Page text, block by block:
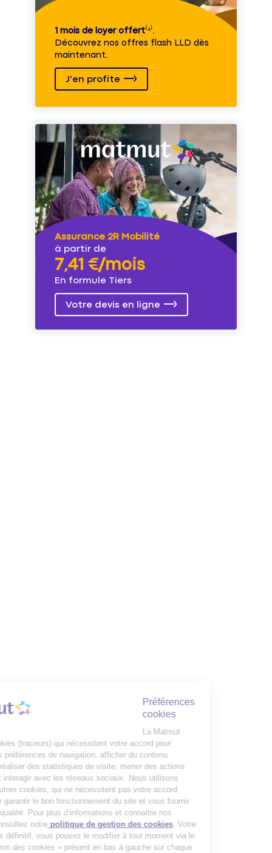
1 mois de loyer offert⁽⁴⁾.
Découvrez nos offres flash LLD dès
maintenant.
J'en profite
Assurance 2R Mobilité
à partir de
7,41 €/mois
En formule Tiers
Votre devis en ligne
utilise des cookies (traceurs) qui nécessitent votre accord pour
mémoriser vos préférences de navigation, afficher du contenu
personnalisé, réaliser des statistiques de visite, mener des actions
publicitaires et interagir avec les réseaux sociaux. Nous utilisons
également d’autres cookies, qui ne nécessitent pas votre accord
préalable, pour garantir le bon fonctionnement du site et vous fournir
un service de qualité. Pour plus d’informations et connaitre nos
partenaires, consultez notre politique de gestion des cookies
choix n’est pas définitif, vous pouvez le modifier à tout moment via le
bouton « Gestion des cookies » présent en bas à gauche sur chaque